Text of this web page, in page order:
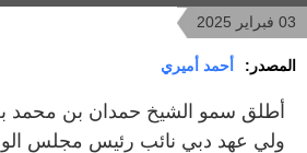
03 فبراير 2025
المصدر: أحمد أميري
أطلق سمو الشيخ حمدان بن محمد
ولي عهد دبي نائب رئيس مجلس